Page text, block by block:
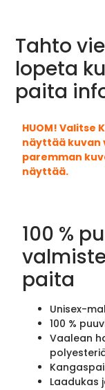
Tahto
lopeta
paita
HUOM! Valitse
näyttää kuvan
paremman
näyttää.
100 %
paita
Unisex-
100 %
Vaalean
Laadukas